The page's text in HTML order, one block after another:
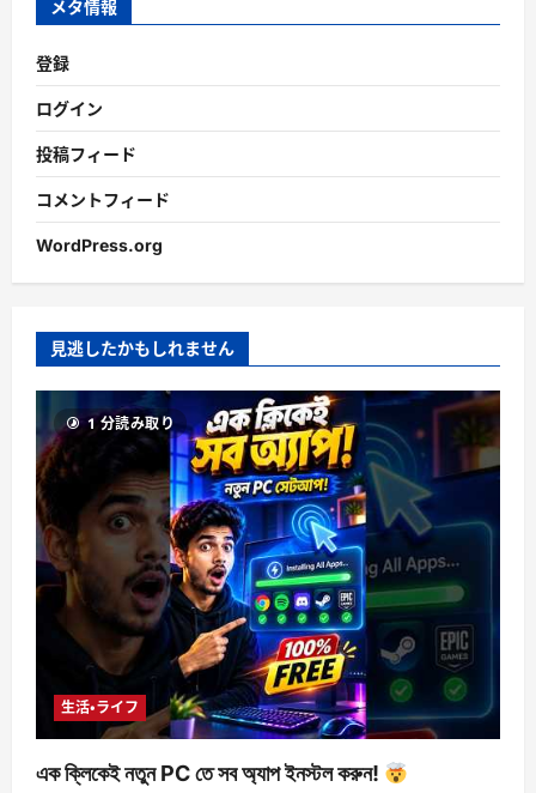
メタ情報
登録
ログイン
投稿フィード
コメントフィード
WordPress.org
見逃したかもしれません
1 分読み取り
生活・ライフ
এক ক্লিকেই নতুন PC তে সব অ্যাপ ইনস্টল করুন!